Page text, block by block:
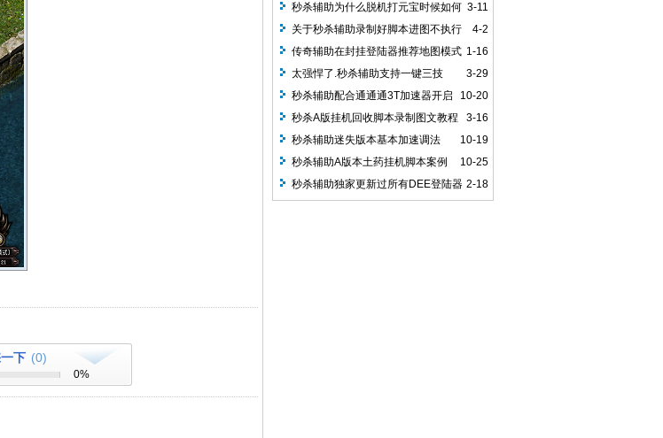
下 (0)
0%
3-11
秒杀辅助为什么脱机打元宝时候如何
过滤垃圾物品
4-2
关于秒杀辅助录制好脚本进图不执行
的问题
1-16
传奇辅助在封挂登陆器推荐地图模式
挂机
3-29
太强悍了.秒杀辅助支持一键三技
能！
10-20
秒杀辅助配合通通通3T加速器开启
的方法：
3-16
秒杀A版挂机回收脚本录制图文教程
10-19
秒杀辅助迷失版本基本加速调法
10-25
秒杀辅助A版本土药挂机脚本案例
2-18
秒杀辅助独家更新过所有DEE登陆器